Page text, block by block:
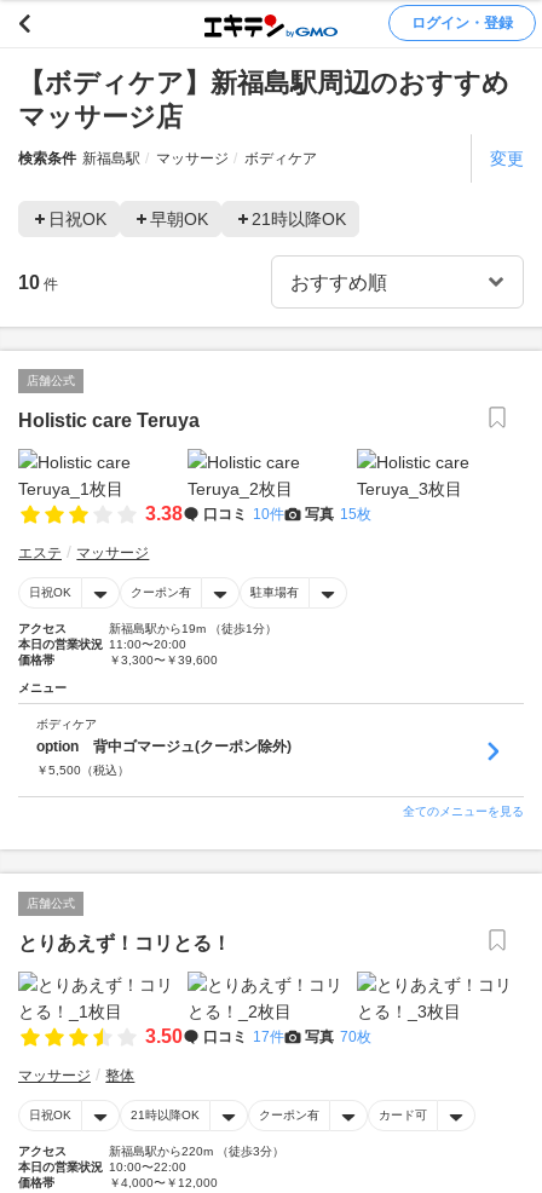
ログイン・登録
【ボディケア】新福島駅周辺のおすすめ
マッサージ店
検索条件 新福島駅 マッサージ ボディケア 変更
日祝OK 早朝OK 21時以降OK
10 件
店舗公式
Holistic care Teruya
3.38 口コミ 10件 写真 15枚
エステ マッサージ
日祝OK クーポン有 駐車場有
アクセス
新福島駅から19m （徒歩1分）
本日の営業状況 11:00〜20:00
価格帯
￥3,300〜￥39,600
メニュー
ボディケア
option 背中ゴマージュ(クーポン除外)
￥5,500 （税込）
全てのメニューを見る
店舗公式
とりあえず！コリとる！
3.50 口コミ 17件 写真 70枚
マッサージ 整体
日祝OK 21時以降OK クーポン有 カード可
アクセス
新福島駅から220m （徒歩3分）
本日の営業状況 10:00〜22:00
価格帯
￥4,000〜￥12,000